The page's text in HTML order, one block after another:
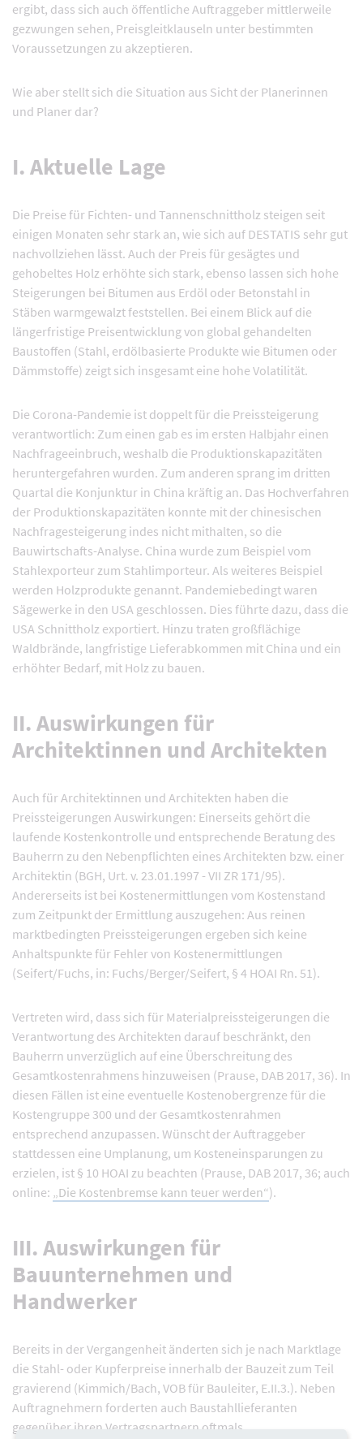
ergibt, dass sich auch öffentliche Auftraggeber mittlerweile
gezwungen sehen, Preisgleitklauseln unter bestimmten
Voraussetzungen zu akzeptieren.
Wie aber stellt sich die Situation aus Sicht der Planerinnen
und Planer dar?
I. Aktuelle Lage
Die Preise für Fichten- und Tannenschnittholz steigen seit
einigen Monaten sehr stark an, wie sich auf DESTATIS sehr gut
nachvollziehen lässt. Auch der Preis für gesägtes und
gehobeltes Holz erhöhte sich stark, ebenso lassen sich hohe
Steigerungen bei Bitumen aus Erdöl oder Betonstahl in
Stäben warmgewalzt feststellen. Bei einem Blick auf die
längerfristige Preisentwicklung von global gehandelten
Baustoffen (Stahl, erdölbasierte Produkte wie Bitumen oder
Dämmstoffe) zeigt sich insgesamt eine hohe Volatilität.
Die Corona-Pandemie ist doppelt für die Preissteigerung
verantwortlich: Zum einen gab es im ersten Halbjahr einen
Nachfrageeinbruch, weshalb die Produktionskapazitäten
heruntergefahren wurden. Zum anderen sprang im dritten
Quartal die Konjunktur in China kräftig an. Das Hochverfahren
der Produktionskapazitäten konnte mit der chinesischen
Nachfragesteigerung indes nicht mithalten, so die
Bauwirtschafts-Analyse. China wurde zum Beispiel vom
Stahlexporteur zum Stahlimporteur. Als weiteres Beispiel
werden Holzprodukte genannt. Pandemiebedingt waren
Sägewerke in den USA geschlossen. Dies führte dazu, dass die
USA Schnittholz exportiert. Hinzu traten großflächige
Waldbrände, langfristige Lieferabkommen mit China und ein
erhöhter Bedarf, mit Holz zu bauen.
II. Auswirkungen für
Architektinnen und Architekten
Auch für Architektinnen und Architekten haben die
Preissteigerungen Auswirkungen: Einerseits gehört die
laufende Kostenkontrolle und entsprechende Beratung des
Bauherrn zu den Nebenpflichten eines Architekten bzw. einer
Architektin (BGH, Urt. v. 23.01.1997 - VII ZR 171/95).
Andererseits ist bei Kostenermittlungen vom Kostenstand
zum Zeitpunkt der Ermittlung auszugehen: Aus reinen
marktbedingten Preissteigerungen ergeben sich keine
Anhaltspunkte für Fehler von Kostenermittlungen
(Seifert/Fuchs, in: Fuchs/Berger/Seifert, § 4 HOAI Rn. 51).
Vertreten wird, dass sich für Materialpreissteigerungen die
Verantwortung des Architekten darauf beschränkt, den
Bauherrn unverzüglich auf eine Überschreitung des
Gesamtkostenrahmens hinzuweisen (Prause, DAB 2017, 36). In
diesen Fällen ist eine eventuelle Kostenobergrenze für die
Kostengruppe 300 und der Gesamtkostenrahmen
entsprechend anzupassen. Wünscht der Auftraggeber
stattdessen eine Umplanung, um Kosteneinsparungen zu
erzielen, ist § 10 HOAI zu beachten (Prause, DAB 2017, 36; auch
online: „Die Kostenbremse kann teuer werden“).
III. Auswirkungen für
Bauunternehmen und
Handwerker
Bereits in der Vergangenheit änderten sich je nach Marktlage
die Stahl- oder Kupferpreise innerhalb der Bauzeit zum Teil
gravierend (Kimmich/Bach, VOB für Bauleiter, E.II.3.). Neben
Auftragnehmern forderten auch Baustahllieferanten
gegenüber ihren Vertragspartnern oftmals